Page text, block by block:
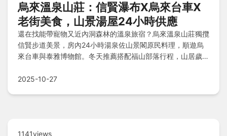
烏來溫泉山莊：信賢瀑布X烏來台車X
老街美食，山景湯屋24小時供應
還在找能帶寵物又近內洞森林的溫泉旅宿？烏來溫泉山莊獨攬
信賢步道美景，房內24小時湯泉佐山景閣原民料理，順遊烏
來台車與泰雅博物館。冬天推薦搭配福山部落行程，山居歲月
2025-10-27
1141views